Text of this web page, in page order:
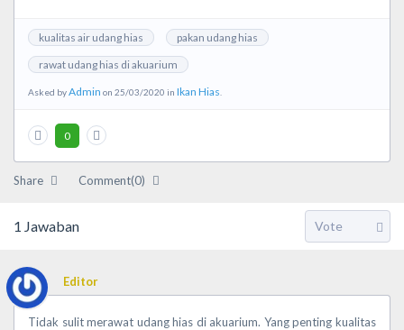
kualitas air udang hias
pakan udang hias
rawat udang hias di akuarium
Asked byAdmin on 25/03/2020 in Ikan Hias
0
Share Comment(0)
1 Jawaban
Editor
Tidak sulit merawat udang hias di akuarium. Yang penting kualitas